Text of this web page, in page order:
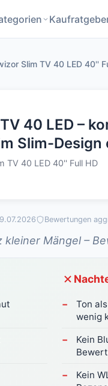
Slim TV 40 LED 40''
40 LED –
Slim-Design
TV 40 LED 40'' Full HD
Bewertungen
Mängel –
Ton
wenig
Kein
Kein